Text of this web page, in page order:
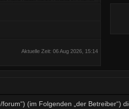
Aktuelle Zeit: 06 Aug 2026, 15:14
(im Folgenden „der